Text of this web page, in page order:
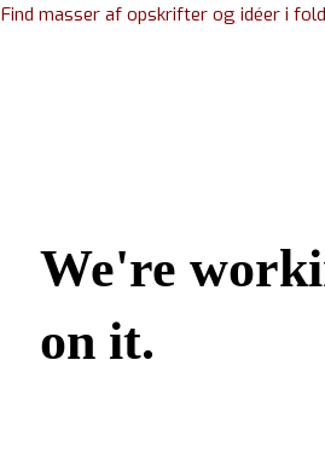
Find masser af opskrifter og idéer i